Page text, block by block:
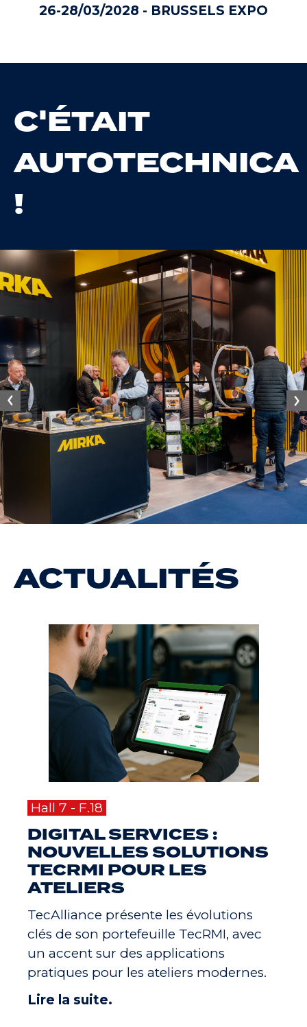
26-28/03/2028 - BRUSSELS EXPO
C'ÉTAIT
AUTOTECHNICA
!
ACTUALITÉS
Hall 7 - F.18
DIGITAL SERVICES :
NOUVELLES SOLUTIONS
TECRMI POUR LES
ATELIERS
TecAlliance présente les évolutions
clés de son portefeuille TecRMI, avec
un accent sur des applications
pratiques pour les ateliers modernes.
Lire la suite.